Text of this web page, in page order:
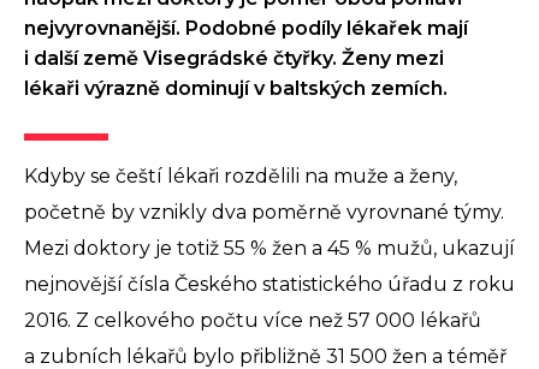
nejvyrovnanější. Podobné podíly lékařek mají
i další země Visegrádské čtyřky. Ženy mezi
lékaři výrazně dominují v baltských zemích.
Kdyby se čeští lékaři rozdělili na muže a ženy,
početně by vznikly dva poměrně vyrovnané týmy.
Mezi doktory je totiž 55 % žen a 45 % mužů, ukazují
nejnovější čísla Českého statistického úřadu z roku
2016. Z celkového počtu více než 57 000 lékařů
a zubních lékařů bylo přibližně 31 500 žen a téměř